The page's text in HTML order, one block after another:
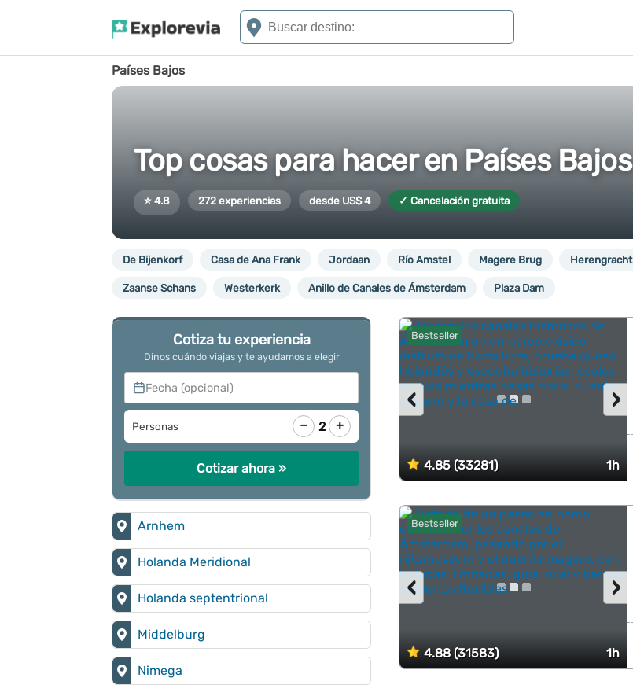
Países Bajos
Top cosas para hacer en Países Bajos
⭐ 4.8 272 experiencias desde US$ 4 ✓ Cancelación gratuita
De Bijenkorf Casa de Ana Frank Jordaan Río Amstel Magere Brug Herengracht
Zaanse Schans Westerkerk Anillo de Canales de Ámsterdam Plaza Dam
Bestseller
4.85 (33281) 1h
›
‹
Bestseller
4.88 (31583) 1h
›
‹
Cotiza tu experiencia
Dinos cuándo viajas y te ayudamos a elegir
Fecha (opcional)
Personas − 2 +
Cotizar ahora »
Arnhem
Holanda Meridional
Holanda septentrional
Middelburg
Nimega